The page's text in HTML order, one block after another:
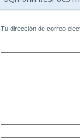
Tu dirección de correo